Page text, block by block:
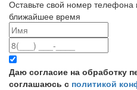
Оставьте свой номер
ближайшее время
Даю согласие на обработку
соглашаюсь с политикой